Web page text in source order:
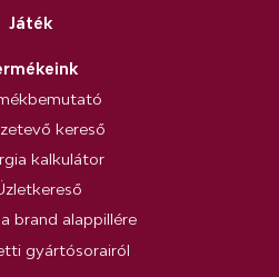
Játék
kereső
kalkulátor
brand alappillére
gyártósorairól